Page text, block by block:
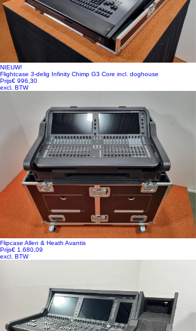
NIEUW!
Flightcase 3-delig Infinity Chimp G3 Core incl. doghouse
Prijs€ 996,30
excl. BTW
Flipcase Allen & Heath Avantis
Prijs€ 1.680,09
excl. BTW